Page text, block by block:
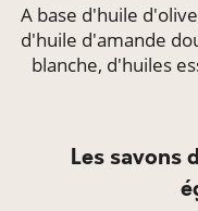
A base d'huile
d'huile d'amande
blanche, d'huiles
Les savons de Mara vous propose